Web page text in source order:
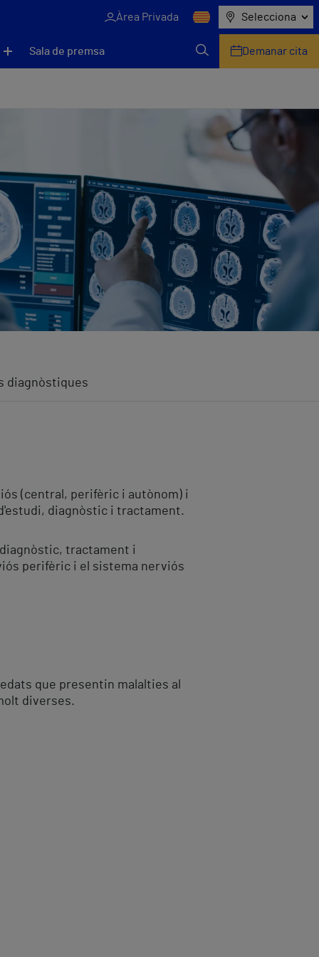
Àrea Privada Selecciona
Sala de premsa Demanar cita
diagnòstiques
(central, perifèric i autònom) i
diagnòstic i tractament.
tractament i
perifèric i el sistema nerviós
que presentin malalties al
diverses.